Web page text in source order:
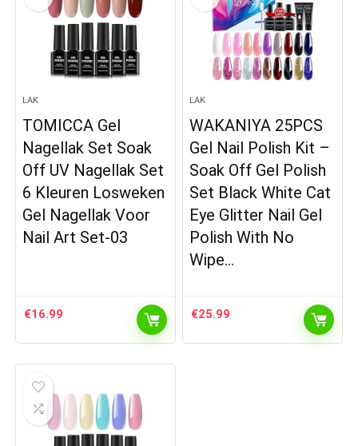
LAK
TOMICCA Gel
Nagellak Set Soak
Off UV Nagellak Set
6 Kleuren Losweken
Gel Nagellak Voor
Nail Art Set-03
€16.99
LAK
WAKANIYA 25PCS
Gel Nail Polish Kit –
Soak Off Gel Polish
Set Black White Cat
Eye Glitter Nail Gel
Polish With No
Wipe…
€25.99